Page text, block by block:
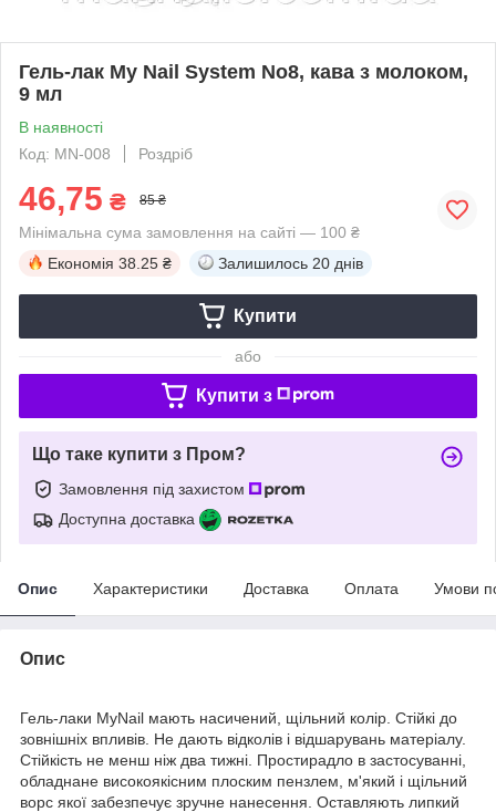
Гель-лак My Nail System No8, кава з молоком,
9 мл
В наявності
Код: MN-008
Роздріб
46,75 ₴ 85 ₴
Мінімальна сума замовлення на сайті — 100 ₴
Економія 38.25 ₴ Залишилось 20 днів
Купити
або
Купити з
Що таке купити з Пром?
Замовлення під захистом
Доступна доставка
Опис Характеристики Доставка Оплата Умови
Опис
Гель-лаки MyNail мають насичений, щільний колір. Стійкі до
зовнішніх впливів. Не дають відколів і відшарувань матеріалу.
Стійкість не менш ніж два тижні. Простирадло в застосуванні,
обладнане високоякісним плоским пензлем, м'який і щільний
ворс якої забезпечує зручне нанесення. Оставляють липкий